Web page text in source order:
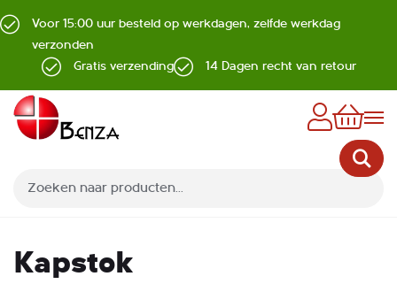
Voor 15:00 uur besteld op werkdagen, zelfde werkdag
verzonden
Gratis verzending
14 Dagen recht van retour
Kapstok